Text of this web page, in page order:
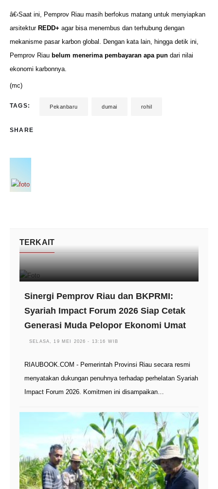
â€‹Saat ini, Pemprov Riau masih berfokus matang untuk menyiapkan
arsitektur REDD+ agar bisa menembus dan terhubung dengan
mekanisme pasar karbon global. Dengan kata lain, hingga detik ini,
Pemprov Riau belum menerima pembayaran apa pun dari nilai
ekonomi karbonnya.
(mc)
TAGS: Pekanbaru dumai rohil
SHARE
TERKAIT
Sinergi Pemprov Riau dan BKPRMI:
Syariah Impact Forum 2026 Siap Cetak
Generasi Muda Pelopor Ekonomi Umat
SELASA, 19 MEI 2026 - 13:16 WIB
RIAUBOOK.COM - Pemerintah Provinsi Riau secara resmi
menyatakan dukungan penuhnya terhadap perhelatan Syariah
Impact Forum 2026. Komitmen ini disampaikan…